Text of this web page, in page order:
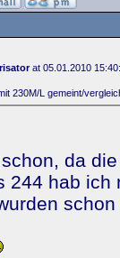
at 05.01.2010
230M/L gemeint/
da
244 hab ich